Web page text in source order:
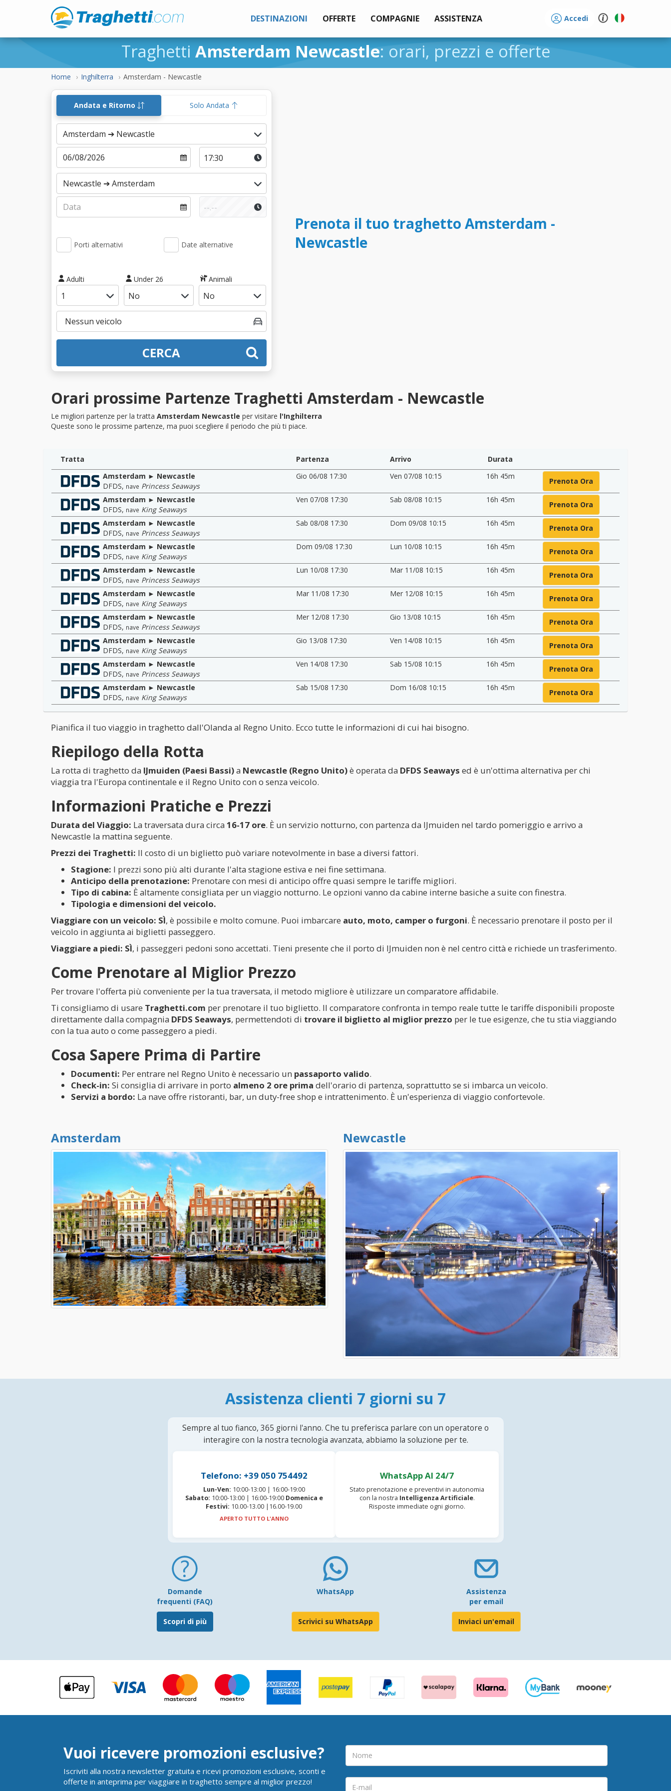
DESTINAZIONI OFFERTE COMPAGNIE ASSISTENZA Accedi
Traghetti Amsterdam Newcastle: orari, prezzi e offerte
Home Inghilterra Amsterdam - Newcastle
Andata e Ritorno Solo Andata
Porti alternativi Date alternative
Adulti Under 26 Animali
CERCA
Prenota il tuo traghetto Amsterdam -
Newcastle
Orari prossime Partenze Traghetti Amsterdam - Newcastle
Le migliori partenze per la tratta Amsterdam Newcastle per visitare l'Inghilterra
Queste sono le prossime partenze, ma puoi scegliere il periodo che più ti piace.
Tratta Partenza Arrivo
Durata
Amsterdam ► Newcastle
DFDS, nave Princess Seaways
Gio 06/08 17:30 Ven 07/08 10:15 16h 45m
Prenota Ora
Amsterdam ► Newcastle
DFDS, nave King Seaways
Ven 07/08 17:30 Sab 08/08 10:15 16h 45m
Prenota Ora
Amsterdam ► Newcastle
DFDS, nave Princess Seaways
Sab 08/08 17:30 Dom 09/08 10:15 16h 45m
Prenota Ora
Amsterdam ► Newcastle
DFDS, nave King Seaways
Dom 09/08 17:30 Lun 10/08 10:15 16h 45m
Prenota Ora
Amsterdam ► Newcastle
DFDS, nave Princess Seaways
Lun 10/08 17:30 Mar 11/08 10:15 16h 45m
Prenota Ora
Amsterdam ► Newcastle
DFDS, nave King Seaways
Mar 11/08 17:30 Mer 12/08 10:15 16h 45m
Prenota Ora
Amsterdam ► Newcastle
DFDS, nave Princess Seaways
Mer 12/08 17:30 Gio 13/08 10:15 16h 45m
Prenota Ora
Amsterdam ► Newcastle
DFDS, nave King Seaways
Gio 13/08 17:30 Ven 14/08 10:15 16h 45m
Prenota Ora
Amsterdam ► Newcastle
DFDS, nave Princess Seaways
Ven 14/08 17:30 Sab 15/08 10:15 16h 45m
Prenota Ora
Amsterdam ► Newcastle
DFDS, nave King Seaways
Sab 15/08 17:30 Dom 16/08 10:15 16h 45m
Prenota Ora
Pianifica il tuo viaggio in traghetto dall'Olanda al Regno Unito. Ecco tutte le informazioni di cui hai bisogno.
Riepilogo della Rotta
La rotta di traghetto da IJmuiden (Paesi Bassi)a Newcastle (Regno Unito)è operata da DFDS Seaways ed è un'ottima alternativa per chi
viaggia tra l'Europa continentale e il Regno Unito con o senza veicolo.
Informazioni Pratiche e Prezzi
Durata del Viaggio: La traversata dura circa 16-17 ore. È un servizio notturno, con partenza da IJmuiden nel tardo pomeriggio e arrivo a
Newcastle la mattina seguente.
Prezzi dei Traghetti: Il costo di un biglietto può variare notevolmente in base a diversi fattori.
Stagione: I prezzi sono più alti durante l'alta stagione estiva e nei fine settimana.
Anticipo della prenotazione: Prenotare con mesi di anticipo offre quasi sempre le tariffe migliori.
Tipo di cabina: È altamente consigliata per un viaggio notturno. Le opzioni vanno da cabine interne basiche a suite con finestra.
Tipologia e dimensioni del veicolo.
Viaggiare con un veicolo: SÌ, è possibile e molto comune. Puoi imbarcare auto, moto, camper o furgoni. È necessario prenotare il posto per il
veicolo in aggiunta ai biglietti passeggero.
Viaggiare a piedi: SÌ, i passeggeri pedoni sono accettati. Tieni presente che il porto di IJmuiden non è nel centro città e richiede un trasferimento.
Come Prenotare al Miglior Prezzo
Per trovare l'offerta più conveniente per la tua traversata, il metodo migliore è utilizzare un comparatore affidabile.
Ti consigliamo di usare Traghetti.com per prenotare il tuo biglietto. Il comparatore confronta in tempo reale tutte le tariffe disponibili proposte
direttamente dalla compagnia DFDS Seaways, permettendoti di trovare il biglietto al miglior prezzo per le tue esigenze, che tu stia viaggiando
con la tua auto o come passeggero a piedi.
Cosa Sapere Prima di Partire
Documenti: Per entrare nel Regno Unito è necessario un passaporto valido.
Check-in: Si consiglia di arrivare in porto almeno 2 ore prima dell'orario di partenza, soprattutto se si imbarca un veicolo.
Servizi a bordo: La nave offre ristoranti, bar, un duty-free shop e intrattenimento. È un'esperienza di viaggio confortevole.
Amsterdam Newcastle
Assistenza clienti 7 giorni su 7
Sempre al tuo fianco, 365 giorni l'anno. Che tu preferisca parlare con un operatore o
interagire con la nostra tecnologia avanzata, abbiamo la soluzione per te.
Telefono: +39 050 754492
Lun-Ven: 10:00-13:00 | 16:00-19:00
Sabato: 10:00-13:00 | 16:00-19:00 Domenica e
Festivi: 10.00-13.00 |16.00-19.00
APERTO TUTTO L'ANNO
WhatsApp AI 24/7
Stato prenotazione e preventivi in autonomia
con la nostra Intelligenza Artificiale.
Risposte immediate ogni giorno.
Domande
frequenti (FAQ)
Scopri di più
WhatsApp
Scrivici su WhatsApp
Assistenza
per email
Inviaci un'email
Vuoi ricevere promozioni esclusive?
Iscriviti alla nostra newsletter gratuita e ricevi promozioni esclusive, sconti e
offerte in anteprima per viaggiare in traghetto sempre al miglior prezzo!